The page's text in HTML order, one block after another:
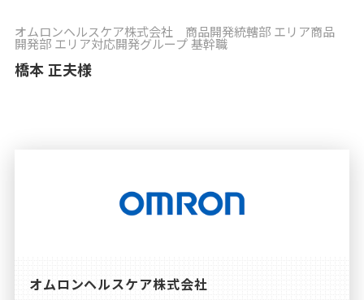
オムロンヘルスケア株式会社 商品開発統轄部 エリア商品
開発部 エリア対応開発グループ 基幹職
橋本 正夫様
オムロンヘルスケア株式会社